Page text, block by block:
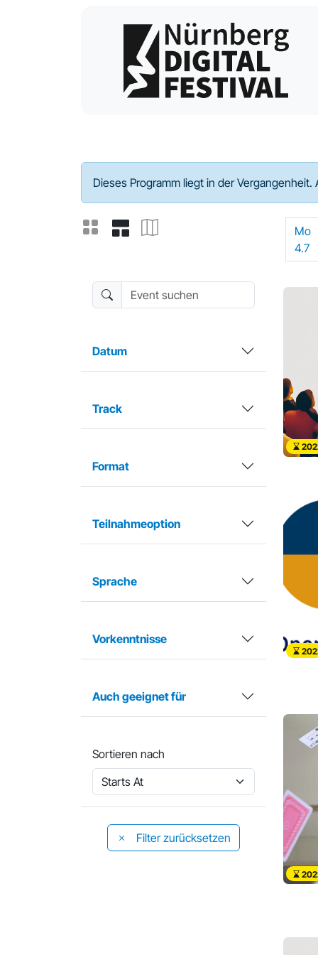
Programm - 2022
Dieses Programm liegt in der
Event suchen
Datum
Track
Format
Teilnahmeoption
Sprache
Vorkenntnisse
Auch geeignet für
Sortieren nach
Filter zurücksetzen
Mo
4.7